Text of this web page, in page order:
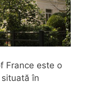
France este o
în